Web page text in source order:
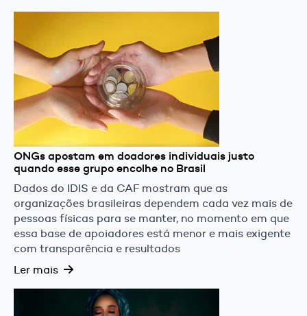
ONGs apostam em doadores individuais justo
quando esse grupo encolhe no Brasil
Dados do IDIS e da CAF mostram que as
organizações brasileiras dependem cada vez mais de
pessoas físicas para se manter, no momento em que
essa base de apoiadores está menor e mais exigente
com transparência e resultados
Ler mais